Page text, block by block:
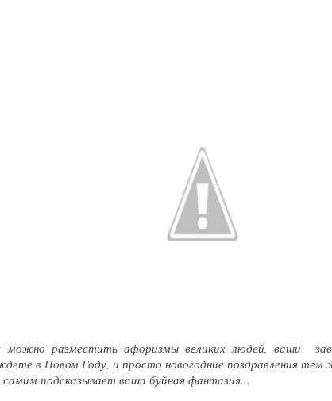
разместить афоризмы великих людей, ваши
в Новом Году, и просто новогодние поздравления тем
подсказывает ваша буйная фантазия...